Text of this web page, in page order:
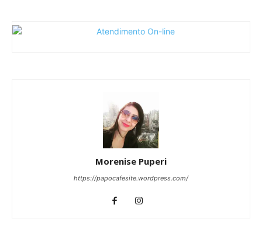
Morenise Puperi
https://papocafesite.wordpress.com/